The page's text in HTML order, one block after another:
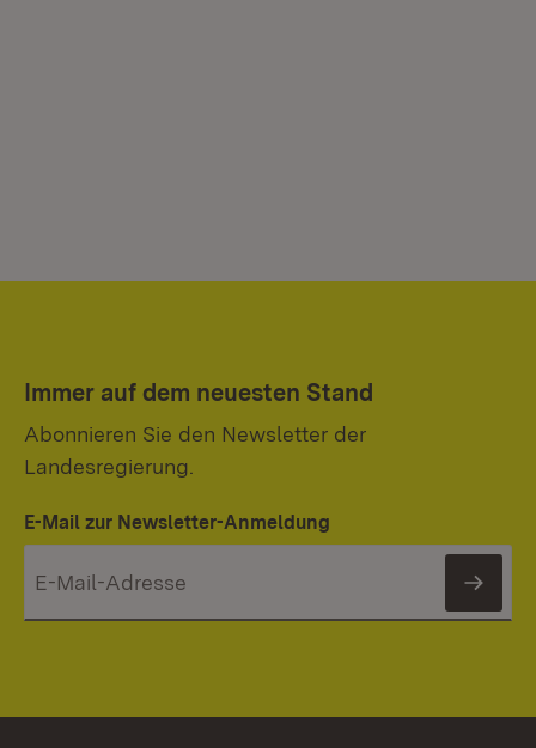
Immer auf dem neuesten Stand
Abonnieren Sie den Newsletter der
Landesregierung.
E-Mail zur Newsletter-Anmeldung